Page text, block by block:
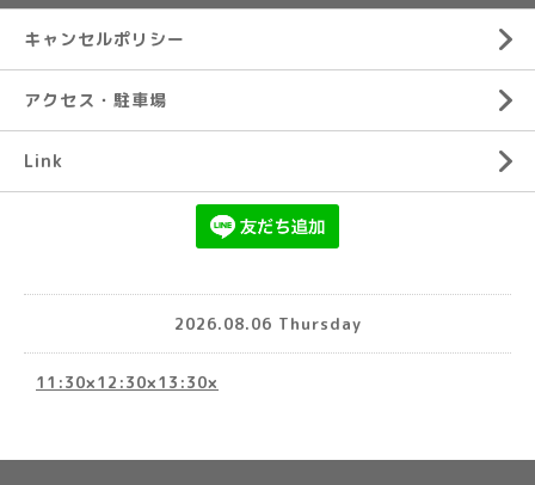
キャンセルポリシー
アクセス・駐車場
Link
2026.08.06 Thursday
11:30×12:30×13:30×